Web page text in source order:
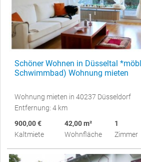
Schöner Wohnen in Düsseltal
Schwimmbad) Wohnung mieten
Wohnung mieten in 40237 Düsseldorf
Entfernung: 4 km
900,00 €
Kaltmiete
42,00 m²
Wohnfläche
1
Zimmer